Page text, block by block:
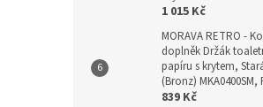
1 015 Kč
MORAVA RETRO -
doplněk Držák
papíru s krytem,
(Bronz) MKA0400SM,
839 Kč